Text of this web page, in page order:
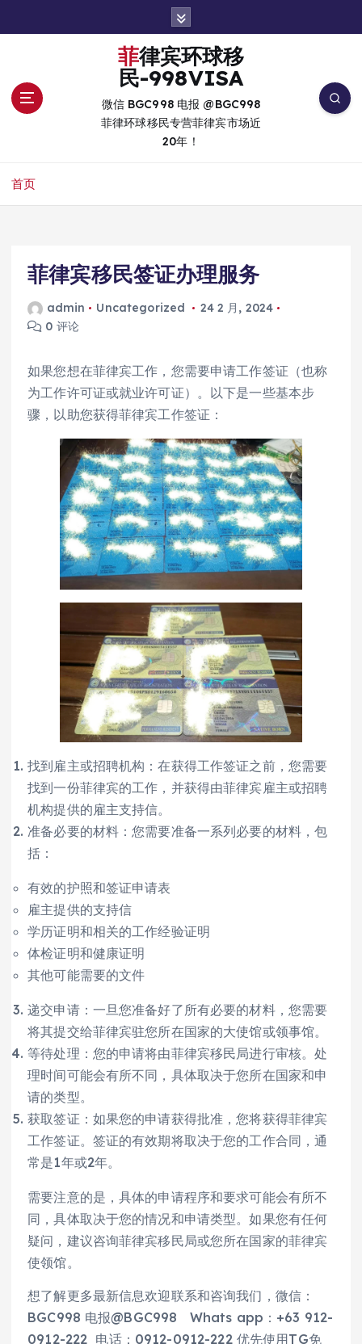
菲律宾环球移
民-998VISA
微信 BGC998 电报 @BGC998
菲律环球移民专营菲律宾市场近
20年！
首页
菲律宾移民签证办理服务
admin Uncategorized
24 2 月, 2024
0 评论
如果您想在菲律宾工作，您需要申请工作签证（也称
为工作许可证或就业许可证）。以下是一些基本步
骤，以助您获得菲律宾工作签证：
找到雇主或招聘机构：在获得工作签证之前，您需要
找到一份菲律宾的工作，并获得由菲律宾雇主或招聘
机构提供的雇主支持信。
准备必要的材料：您需要准备一系列必要的材料，包
括：
有效的护照和签证申请表
雇主提供的支持信
学历证明和相关的工作经验证明
体检证明和健康证明
其他可能需要的文件
递交申请：一旦您准备好了所有必要的材料，您需要
将其提交给菲律宾驻您所在国家的大使馆或领事馆。
等待处理：您的申请将由菲律宾移民局进行审核。处
理时间可能会有所不同，具体取决于您所在国家和申
请的类型。
获取签证：如果您的申请获得批准，您将获得菲律宾
工作签证。签证的有效期将取决于您的工作合同，通
常是1年或2年。
需要注意的是，具体的申请程序和要求可能会有所不
同，具体取决于您的情况和申请类型。如果您有任何
疑问，建议咨询菲律宾移民局或您所在国家的菲律宾
使领馆。
想了解更多最新信息欢迎联系和咨询我们，微信：
BGC998 电报@BGC998 Whats app：+63 912-
0912-222 电话：0912-0912-222 优先使用TG免